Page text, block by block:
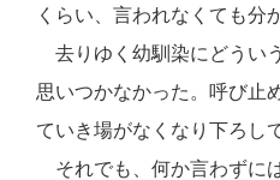
くらい、言われなくても分
去りゆく幼馴染にどうい
思いつかなかった。呼び止
ていき場がなくなり下ろし
それでも、何か言わずに